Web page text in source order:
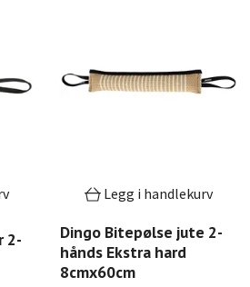
2-
Legg i handlekurv
Dingo Bitepølse jute 2-
hånds Ekstra hard
8cmx60cm